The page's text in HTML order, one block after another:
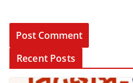
Recent Posts